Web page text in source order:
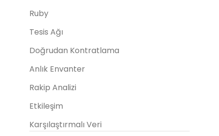
Ruby
Tesis Ağı
Doğrudan Kontratlama
Anlık Envanter
Rakip Analizi
Etkileşim
Karşılaştırmalı Veri